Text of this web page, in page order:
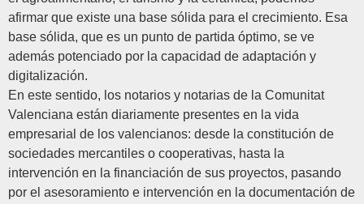
afirmar que existe una base sólida para el crecimiento. Esa
base sólida, que es un punto de partida óptimo, se ve
además potenciado por la capacidad de adaptación y
digitalización.
En este sentido, los notarios y notarias de la Comunitat
Valenciana están diariamente presentes en la vida
empresarial de los valencianos: desde la constitución de
sociedades mercantiles o cooperativas, hasta la
intervención en la financiación de sus proyectos, pasando
por el asesoramiento e intervención en la documentación de